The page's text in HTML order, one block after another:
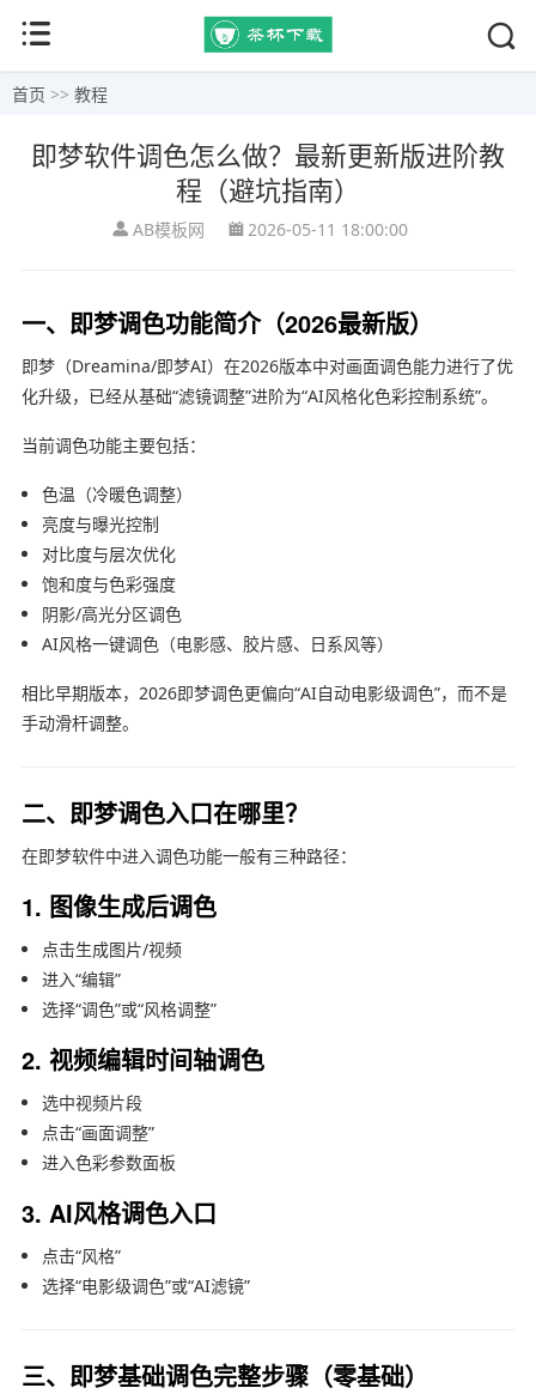
首页 >> 教程
即梦软件调色怎么做？最新更新版进阶教
程（避坑指南）
AB模板网 2026-05-11 18:00:00
一、即梦调色功能简介（2026最新版）
即梦（Dreamina/即梦AI）在2026版本中对画面调色能力进行了优
化升级，已经从基础“滤镜调整”进阶为“AI风格化色彩控制系统”。
当前调色功能主要包括：
色温（冷暖色调整）
亮度与曝光控制
对比度与层次优化
饱和度与色彩强度
阴影/高光分区调色
AI风格一键调色（电影感、胶片感、日系风等）
相比早期版本，2026即梦调色更偏向“AI自动电影级调色”，而不是
手动滑杆调整。
二、即梦调色入口在哪里？
在即梦软件中进入调色功能一般有三种路径：
1. 图像生成后调色
点击生成图片/视频
进入“编辑”
选择“调色”或“风格调整”
2. 视频编辑时间轴调色
选中视频片段
点击“画面调整”
进入色彩参数面板
3. AI风格调色入口
点击“风格”
选择“电影级调色”或“AI滤镜”
三、即梦基础调色完整步骤（零基础）